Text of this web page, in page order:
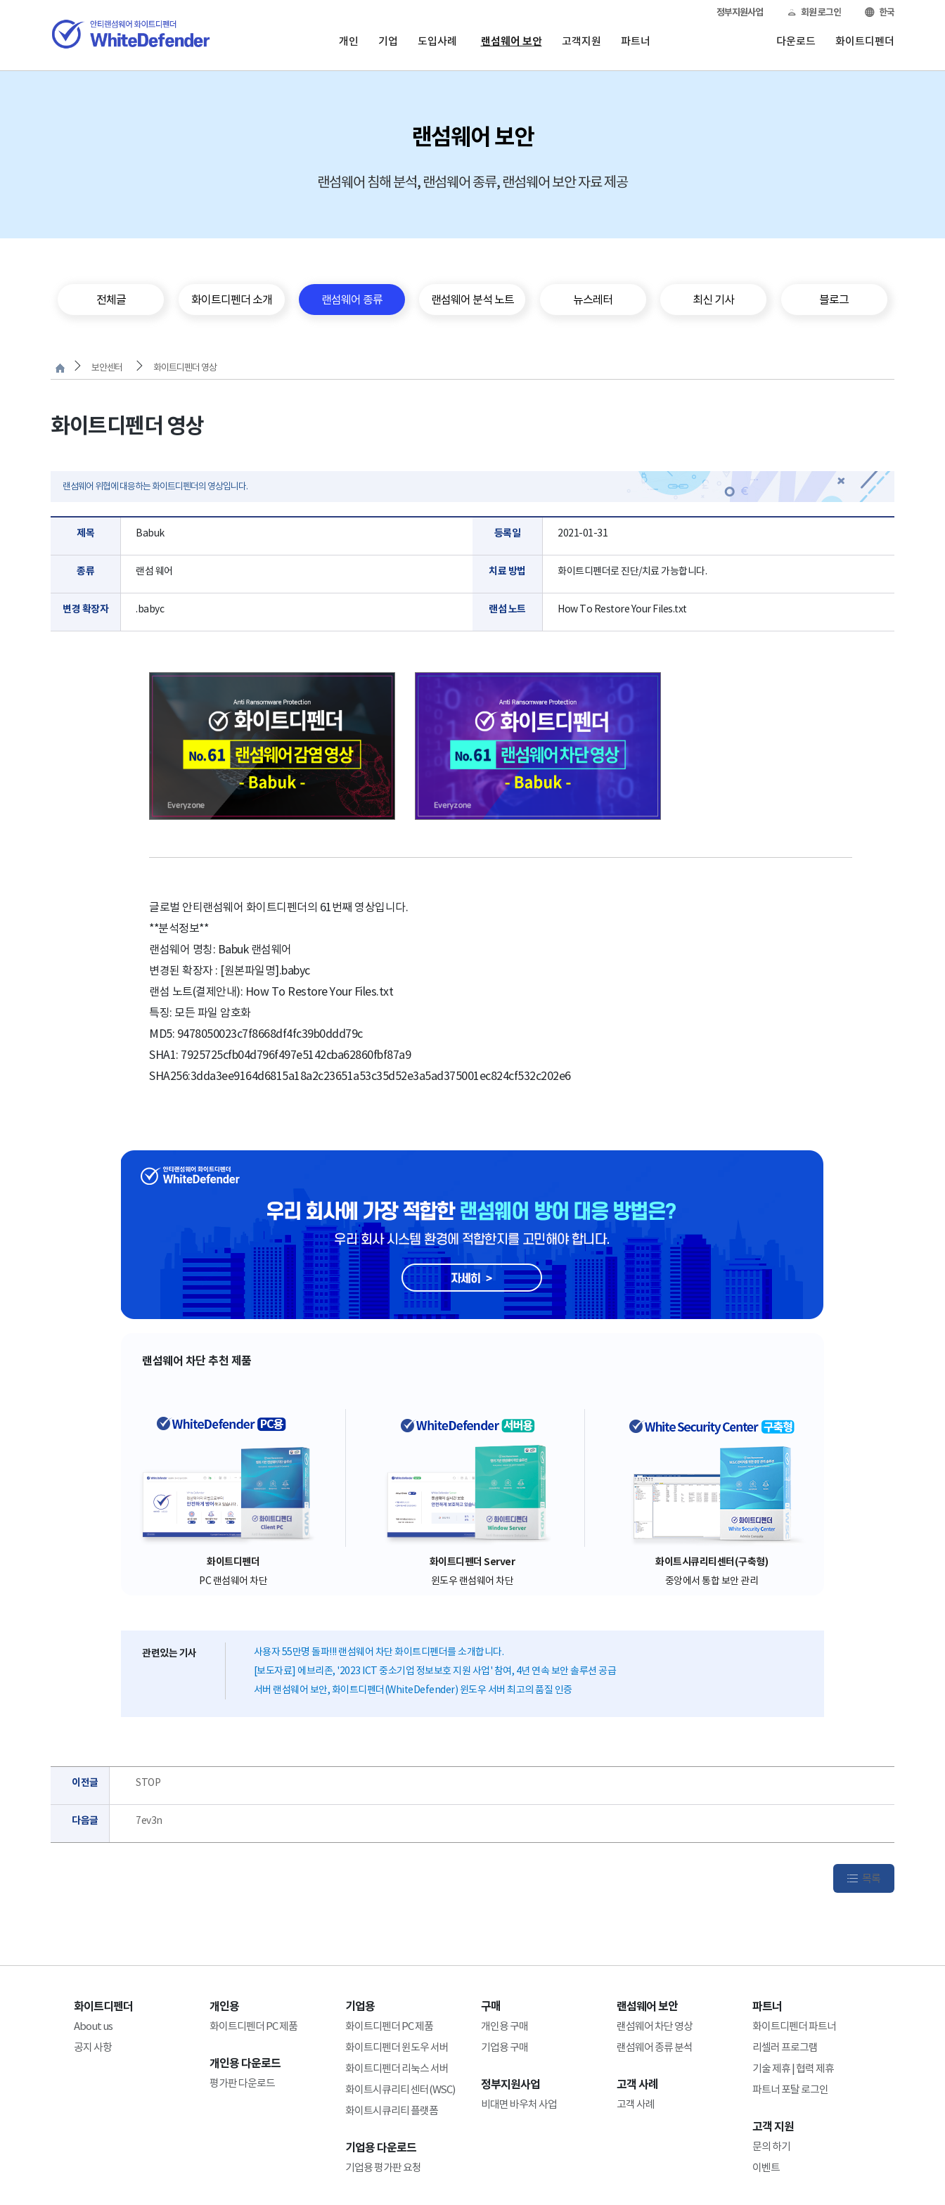
정부지원사업 회원 로그인 한국
개인 기업 도입사례 랜섬웨어 보안 고객지원 파트너 다운로드 화이트디펜더
랜섬웨어 보안
랜섬웨어 침해 분석, 랜섬웨어 종류, 랜섬웨어 보안 자료 제공
전체글 화이트디펜더 소개 랜섬웨어 종류 랜섬웨어 분석 노트 뉴스레터 최신 기사 블로그
보안센터 화이트디펜더 영상
화이트디펜더 영상
랜섬웨어 위협에 대응하는 화이트디펜더의 영상입니다.
제목 Babuk 등록일 2021-01-31
종류 랜섬 웨어 치료 방법 화이트디펜더로 진단/치료 가능합니다.
변경 확장자 .babyc 랜섬 노트 How To Restore Your Files.txt
글로벌 안티랜섬웨어 화이트디펜더의 61번째 영상입니다.
**분석정보**
랜섬웨어 명칭: Babuk 랜섬웨어
변경된 확장자 : [원본파일명].babyc
랜섬 노트(결제안내): How To Restore Your Files.txt
특징: 모든 파일 암호화
MD5: 9478050023c7f8668df4fc39b0ddd79c
SHA1: 7925725cfb04d796f497e5142cba62860fbf87a9
SHA256:3dda3ee9164d6815a18a2c23651a53c35d52e3a5ad375001ec824cf532c202e6
랜섬웨어 차단 추천 제품
화이트디펜더
PC 랜섬웨어 차단
화이트디펜더 Server
윈도우 랜섬웨어 차단
화이트시큐리티센터(구축형)
중앙에서 통합 보안 관리
관련있는 기사
사용자 55만명 돌파!!! 랜섬웨어 차단 화이트디펜더를 소개합니다.
[보도자료] 에브리존, '2023 ICT 중소기업 정보보호 지원 사업' 참여, 4년 연속 보안 솔루션 공급
서버 랜섬웨어 보안, 화이트디펜더(WhiteDefender) 윈도우 서버 최고의 품질 인증
이전글 STOP
다음글 7ev3n
목록
화이트디펜더
About us
공지 사항
개인용
화이트디펜더 PC 제품
개인용 다운로드
평가판 다운로드
기업용
화이트디펜더 PC 제품
화이트디펜더 윈도우 서버
화이트디펜더 리눅스 서버
화이트시큐리티 센터(WSC)
화이트시큐리티 플랫폼
기업용 다운로드
기업용 평가판 요청
구매
개인용 구매
기업용 구매
정부지원사업
비대면 바우처 사업
랜섬웨어 보안
랜섬웨어 차단 영상
랜섬웨어 종류 분석
고객 사례
고객 사례
파트너
화이트디펜더 파트너
리셀러 프로그램
기술 제휴 | 협력 제휴
파트너 포탈 로그인
고객 지원
문의 하기
이벤트